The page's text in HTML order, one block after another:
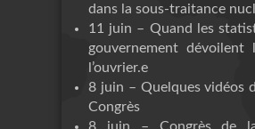
dans la sous-traitance
11 juin – Quand les
gouvernement dévoilent
l’ouvrier.e
8 juin – Quelques vidéos
Congrès
8 juin – Congrès de